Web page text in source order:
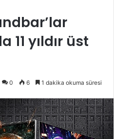
yıldır üst
0 6 1 dakika okuma süresi